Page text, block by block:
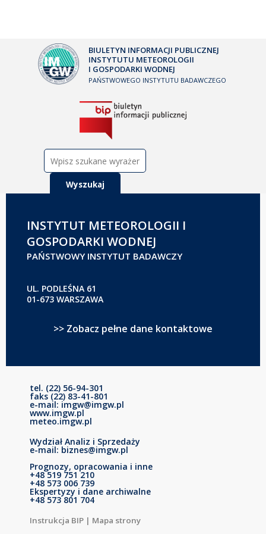
BIULETYN INFORMACJI PUBLICZNEJ
INSTYTUTU METEOROLOGII
I GOSPODARKI WODNEJ
PAŃSTWOWEGO INSTYTUTU BADAWCZEGO
INSTYTUT METEOROLOGII I
GOSPODARKI WODNEJ
PAŃSTWOWY INSTYTUT BADAWCZY
UL. PODLEŚNA 61
01-673 WARSZAWA
>> Zobacz pełne dane kontaktowe
tel. (22) 56-94-301
faks (22) 83-41-801
e-mail: imgw@imgw.pl
www.imgw.pl
meteo.imgw.pl
Wydział Analiz i Sprzedaży
e-mail: biznes@imgw.pl
Prognozy, opracowania i inne
+48 519 751 210
+48 573 006 739
Ekspertyzy i dane archiwalne
+48 573 801 704
Instrukcja BIP | Mapa strony